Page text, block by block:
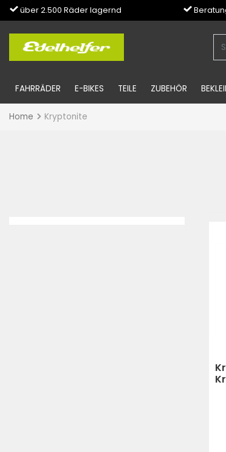
über 2.500 Räder lagernd
FAHRRÄDER E-BIKES TEILE ZUBEHÖR
Home Kryptonite